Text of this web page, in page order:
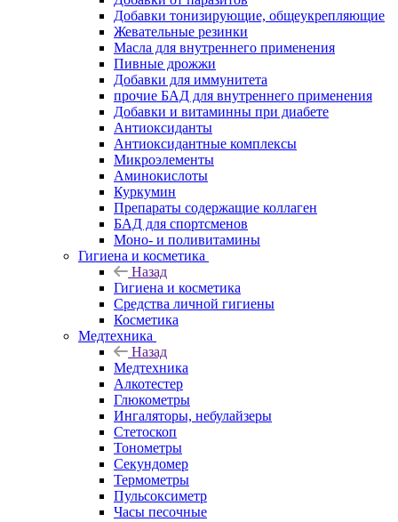
Добавки тонизирующие, общеукрепляющие
Жевательные резинки
Масла для внутреннего применения
Пивные дрожжи
Добавки для иммунитета
прочие БАД для внутреннего применения
Добавки и витаминны при диабете
Антиоксиданты
Антиоксидантные комплексы
Микроэлементы
Аминокислоты
Куркумин
Препараты содержащие коллаген
БАД для спортсменов
Моно- и поливитамины
Гигиена и косметика
Назад
Гигиена и косметика
Средства личной гигиены
Косметика
Медтехника
Назад
Медтехника
Алкотестер
Глюкометры
Ингаляторы, небулайзеры
Стетоскоп
Тонометры
Секундомер
Термометры
Пульсоксиметр
Часы песочные